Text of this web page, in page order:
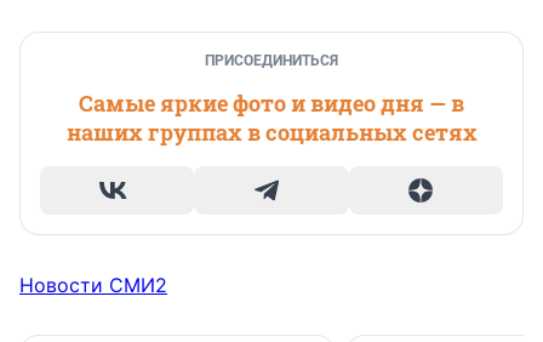
ПРИСОЕДИНИТЬСЯ
Самые яркие фото и видео дня — в
наших группах в социальных сетях
Новости СМИ2